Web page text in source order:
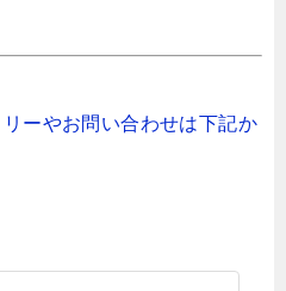
ーやお問い合わせは下記か